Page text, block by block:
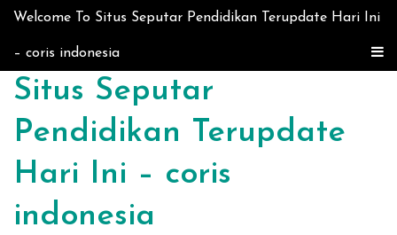
Skip to content
Welcome To Situs Seputar Pendidikan Terupdate Hari Ini
– coris indonesia
Situs Seputar
Pendidikan Terupdate
Hari Ini – coris
indonesia